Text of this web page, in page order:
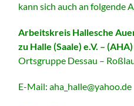
kann sich auch an folgende
Arbeitskreis Hallesche
zu Halle (Saale) e.V. – (AHA)
Ortsgruppe Dessau –
E-Mail: aha_halle@yahoo.de